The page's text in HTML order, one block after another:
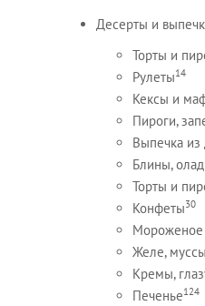
Десерты и
Торты и
Рулеты14
Кексы и
Пироги,
Выпечка из
Блины,
Торты и
Конфеты30
Мороженое
Желе,
Кремы,
Печенье124